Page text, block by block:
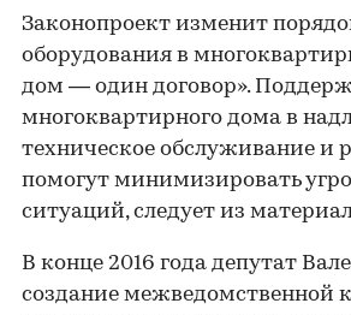
Законопроект изменит
оборудования в
дом — один договор».
многоквартирного дома в
техническое обслуживание и
помогут минимизировать
ситуаций, следует из
В конце 2016 года депутат
создание межведомственной